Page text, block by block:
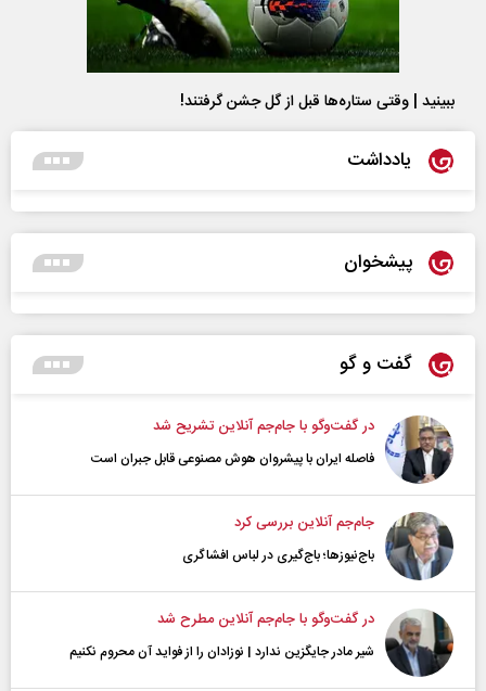
ببینید | وقتی ستاره‌ها قبل از گل جشن گرفتند!
یادداشت
پیشخوان
گفت و گو
در گفت‌و‌گو با جام‌جم آنلاین تشریح شد
فاصله ایران با پیشرو‌ان هوش مصنوعی قابل جبران است
جام‌جم آنلاین بررسی کرد
باج‌نیوزها؛ باج‌گیری در لباس افشاگری
در گفت‌و‌گو با جام‌جم آنلاین مطرح شد
شیر مادر جایگزین ندارد | نوزادان را از فواید آن محروم نکنیم